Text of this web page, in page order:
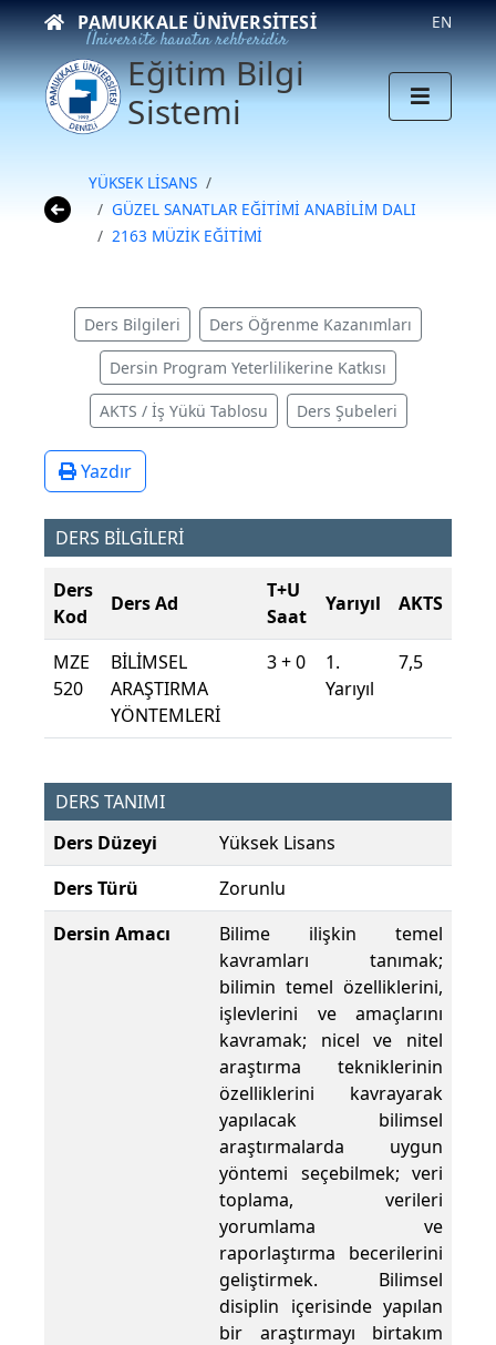
PAMUKKALE ÜNIVERSITESI
Üniversite hayatın rehberidir
EN
Eğitim Bilgi
Sistemi
YÜKSEK LİSANS
GÜZEL SANATLAR EĞİTİMİ ANABİLİM DALI
2163 MÜZİK EĞİTİMİ
Ders Bilgileri Ders Öğrenme Kazanımları
Dersin Program Yeterlilikerine Katkısı
AKTS / İş Yükü Tablosu Ders Şubeleri
Yazdır
DERS BİLGİLERİ
Ders
Kod
Ders Ad
T+U
Saat
Yarıyıl AKTS
MZE
520
BİLİMSEL
ARAŞTIRMA
YÖNTEMLERİ
3 + 0
1.
Yarıyıl
7,5
DERS TANIMI
Ders Düzeyi
Yüksek Lisans
Ders Türü
Zorunlu
Dersin Amacı
Bilime ilişkin temel
kavramları tanımak;
bilimin temel özelliklerini,
işlevlerini ve amaçlarını
kavramak; nicel ve nitel
araştırma tekniklerinin
özelliklerini kavrayarak
yapılacak bilimsel
araştırmalarda uygun
yöntemi seçebilmek; veri
toplama, verileri
yorumlama ve
raporlaştırma becerilerini
geliştirmek. Bilimsel
disiplin içerisinde yapılan
bir araştırmayı birtakım